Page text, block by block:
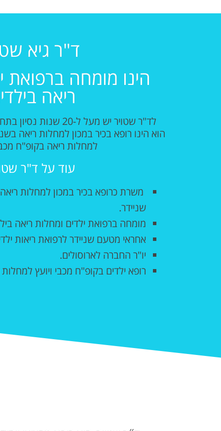
ד"ר גיא
הינו מומחה ברפואת
ריאה
לד"ר שטויר
יש מעל ל-20 שנות
הוא הינו רופא בכיר במכון למחלות ריאה
למחלות ריאה בקופ"ח
עוד על ד"ר
משרת כרופא בכיר במכון למחלות
שניידר.
מומחה ברפואת ילדים ומחלות ריאה
אחראי מטעם שניידר לרפואת ריאות
יו"ר החברה לארוסולים.
רופא ילדים בקופ"ח מכבי ויועץ